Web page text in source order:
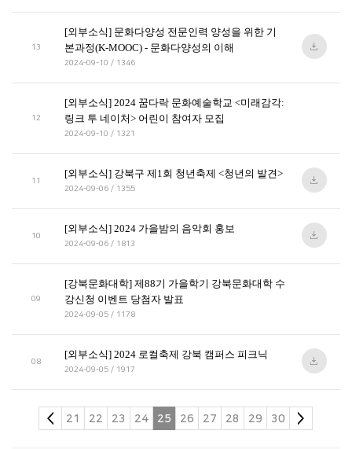
13
[외부소식] 문화다양성 전문인력 양성을 위한 기
본과정(K-MOOC) - 문화다양성의 이해
2024-09-10 / 1346
12
[외부소식] 2024 꿈다락 문화예술학교 <미래감각:
링크 투 네이처> 어린이 참여자 모집
2024-09-10 / 1321
11
[외부소식] 강북구 제1회 청년축제 <청년의 발견>
2024-09-06 / 1355
10
[외부소식] 2024 가을밤의 음악회 홍보
2024-09-06 / 1813
09
[강북문화대학] 제88기 가을학기 강북문화대학 수
강신청 이벤트 당첨자 발표
2024-09-05 / 1178
08
[외부소식] 2024 로컬축제 강북 캠퍼스 피크닉
2024-09-05 / 1917
21 22 23 24 25 26 27 28 29 30